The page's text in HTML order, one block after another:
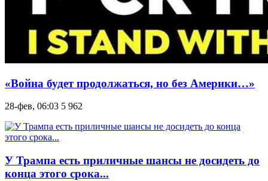
«Война будет продолжаться, но без Америки…»
28-фев, 06:03 5 962
У Трампа есть приличные шансы не досидеть до
конца этого срока...